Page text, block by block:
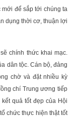
mới để sắp tới chúng ta
dụng thời cơ, thuận lợi
chính thức khai mạc.
dân tộc. Cán bộ, đảng
chờ và đặt nhiều kỳ
chí Trung ương tiếp
quả tốt đẹp của Hội
chức thực hiện thật tốt